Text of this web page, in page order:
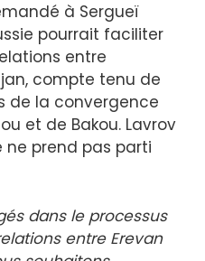
à Sergueï
pourrait faciliter
entre
compte tenu de
de la convergence
et de Bakou. Lavrov
ne prend pas parti
dans le processus
entre Erevan